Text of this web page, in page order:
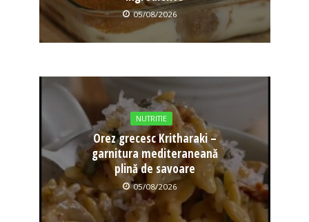
05/08/2026
NUTRITIE
Orez grecesc Kritharaki –
garnitura mediteraneană
plină de savoare
05/08/2026